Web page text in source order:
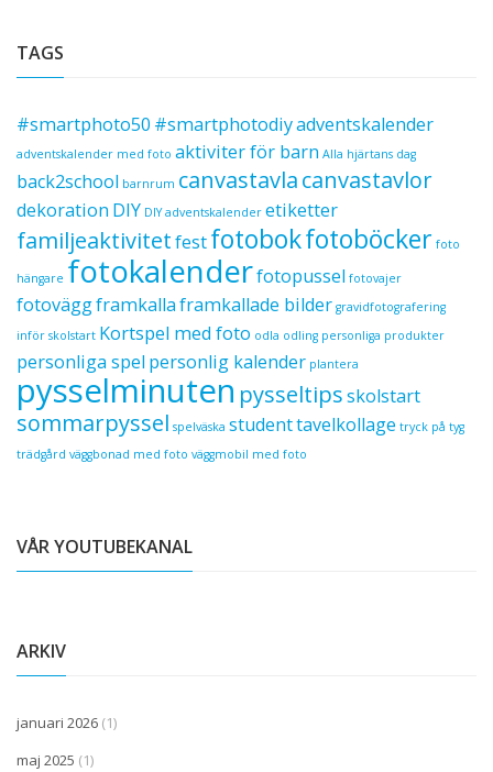
TAGS
#smartphoto50 #smartphotodiyadventskalender
adventskalender med foto aktiviter för barn Alla hjärtans dag
back2school barnrum canvastavlacanvastavlor
dekoration DIY DIY adventskalender etiketter
familjeaktivitetfestfotobokfotoböcker foto
hängare fotokalenderfotopussel fotovajer
fotoväggframkallaframkallade bilder gravidfotografering
inför skolstart Kortspel med foto odla odling personliga produkter
personliga spelpersonlig kalender plantera
pysselminuten pysseltipsskolstart
sommarpyssel spelväska studenttavelkollage tryck på tyg
trädgård väggbonad med foto väggmobil med foto
VÅR YOUTUBEKANAL
ARKIV
januari 2026 (1)
maj 2025 (1)